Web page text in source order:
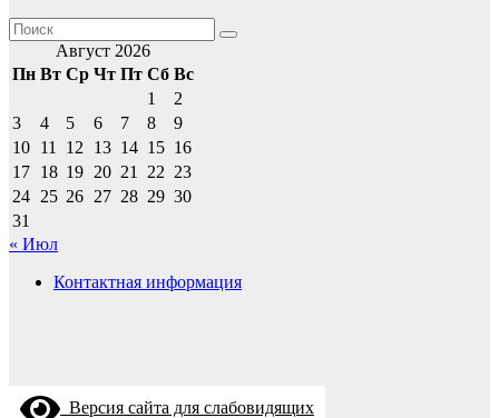
Август 2026
Пн Вт Ср Чт Пт Сб Вс
1
2
3
4 5 6 7 8
9
10 11 12 13 14 15 16
17 18 19 20 21 22 23
24 25 26 27 28 29 30
31
« Июл
Контактная информация
Версия сайта для слабовидящих